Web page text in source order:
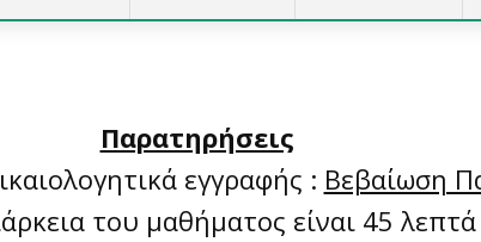
Παρατηρήσεις
εγγραφής : Βεβαίωση
του μαθήματος είναι 45 λεπτά